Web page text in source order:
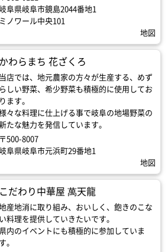
岐阜県岐阜市鏡島2044番地1
ミノワール中央101
地図
かわらまち 花ざくろ
当店では、地元農家の方々が生産する、めず
らしい野菜、希少野菜も積極的に使用してお
ります。
々な料理に仕上げる事で岐阜の地場野菜の
たな魅力を発信しています。
〒500-8007
岐阜県岐阜市元浜町29番地1
地図
こだわり中華屋 萬天龍
産地消に取り組み、おいしく、飽きのこな
い料理を提供していきたいです。
県内のイベントにも積極的に参加していま
す。